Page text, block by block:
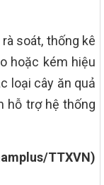
soát, thống kê
hoặc kém hiệu
loại cây ăn quả
hỗ trợ hệ thống
TTXVN)